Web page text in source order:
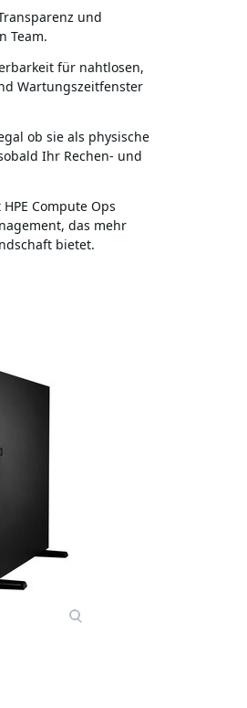
und
Team.
für nahtlosen,
Wartungszeitfenster
ob sie als physische
Ihr Rechen- und
Compute Ops
das mehr
bietet.